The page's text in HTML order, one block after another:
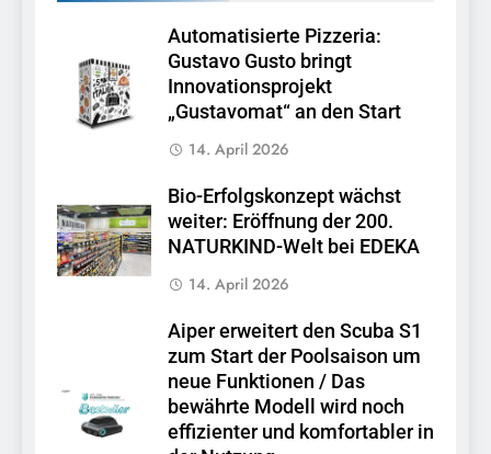
Automatisierte Pizzeria:
Gustavo Gusto bringt
Innovationsprojekt
„Gustavomat“ an den Start
14. April 2026
Bio-Erfolgskonzept wächst
weiter: Eröffnung der 200.
NATURKIND-Welt bei EDEKA
14. April 2026
Aiper erweitert den Scuba S1
zum Start der Poolsaison um
neue Funktionen / Das
bewährte Modell wird noch
effizienter und komfortabler in